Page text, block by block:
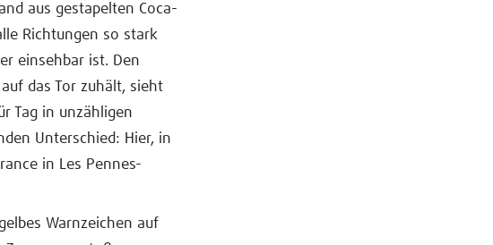
aus gestapelten Coca-
Richtungen so stark
einsehbar ist. Den
das Tor zuhält, sieht
Tag in unzähligen
Unterschied: Hier, in
in Les Pennes-
Warnzeichen auf